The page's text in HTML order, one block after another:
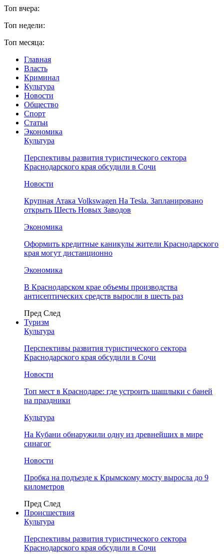
Топ вчера:
Топ недели:
Топ месяца:
Главная
Власть
Криминал
Культура
Новости
Общество
Спорт
Статьи
Экономика
Культура
Перспективы развития туристического сектора
Краснодарского края обсудили в Сочи
Новости
Крупная Атака Volkswagen На Tesla. Запланировано
открыть Шесть Новых Заводов
Экономика
Оформить кредитные каникулы жители Краснодарского
края могут дистанционно
Экономика
В Краснодарском крае объемы производства
антисептических средств выросли в шесть раз
Пред След
Туризм
Культура
Перспективы развития туристического сектора
Краснодарского края обсудили в Сочи
Новости
Топ мест в Краснодаре: где устроить шашлыки с баней
на праздники
Культура
На Кубани обнаружили одну из древнейших в мире
синагог
Новости
Пробка на подъезде к Крымскому мосту выросла до 9
километров
Пред След
Происшествия
Культура
Перспективы развития туристического сектора
Краснодарского края обсудили в Сочи